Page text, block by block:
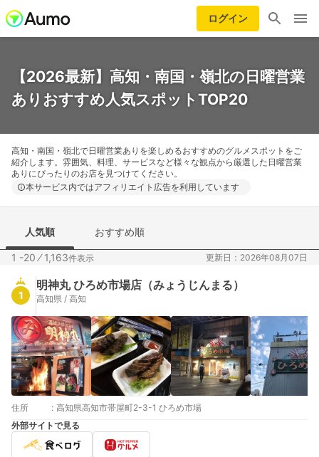
ログイン
【2026最新】高知・南国・嶺北の日曜営業
ありおすすめ人気スポットTOP20
高知・南国・嶺北で日曜営業ありを楽しめるおすすめのグルメスポットをご
紹介します。雰囲気、料理、サービスなど様々な観点から厳選した日曜営業
ありにぴったりのお店を見つけてください。
本サービス内ではアフィリエイト広告を利用しています
人気順 おすすめ順
1 -20 ⁄1,163件表示 更新日：2026年08月07日
1
明神丸 ひろめ市場店（みょうじんまる）
高知県 / 高知
住所 : 高知県高知市帯屋町2-3-1 ひろめ市場
外部サイトで見る